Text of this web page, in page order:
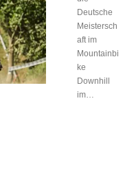
Deutsche
Meistersch
aft im
Mountainbi
ke
Downhill
im…